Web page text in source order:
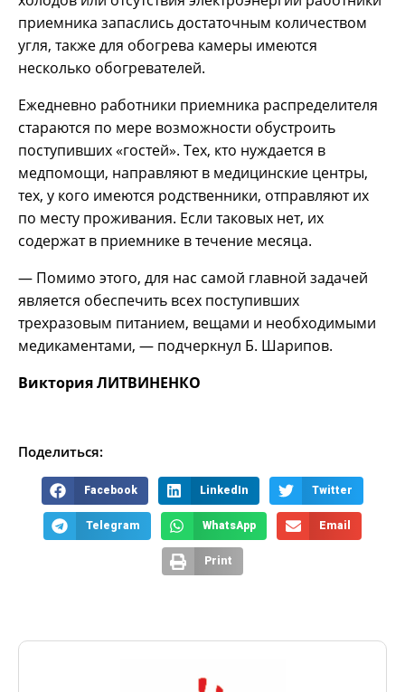
приемника запаслись достаточным количеством
угля, также для обогрева камеры имеются
несколько обогревателей.
Ежедневно работники приемника распределителя
стараются по мере возможности обустроить
поступивших «гостей». Тех, кто нуждается в
медпомощи, направляют в медицинские центры,
тех, у кого имеются родственники, отправляют их
по месту проживания. Если таковых нет, их
содержат в приемнике в течение месяца.
— Помимо этого, для нас самой главной задачей
является обеспечить всех поступивших
трехразовым питанием, вещами и необходимыми
медикаментами, — подчеркнул Б. Шарипов.
Виктория ЛИТВИНЕНКО
Поделиться:
Facebook LinkedIn Twitter
Telegram WhatsApp Email
Print